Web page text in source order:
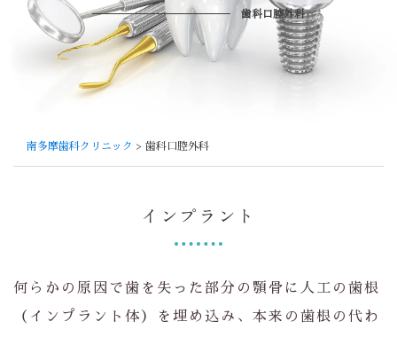
歯科口腔外科
南多摩歯科クリニック > 歯科口腔外科
インプラント
何らかの原因で歯を失った部分の顎骨に人工の歯根
（インプラント体）を埋め込み、本来の歯根の代わ